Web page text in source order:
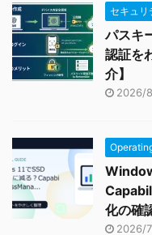
セキュリ
パスキ
認証を
介】
2026/
化の確
2026/